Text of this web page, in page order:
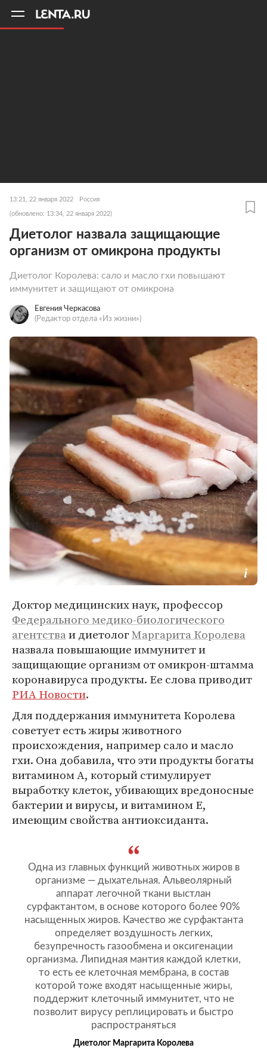
13:21, 22 января 2022 Россия
(обновлено: 13:34, 22 января 2022)
Диетолог назвала защищающие
организм от омикрона продукты
Диетолог Королева: сало и масло гхи повышают
иммунитет и защищают от омикрона
Евгения Черкасова
(Редактор отдела «Из жизни»)
Доктор медицинских наук, профессор
Федерального медико-биологического
агентстваи диетологМаргарита Королева
назвала повышающие иммунитет и
защищающие организм от омикрон-штамма
коронавируса продукты. Ее слова приводит
РИА Новости.
Для поддержания иммунитета Королева
советует есть жиры животного
происхождения, например сало и масло
гхи. Она добавила, что эти продукты богаты
витамином А, который стимулирует
выработку клеток, убивающих вредоносные
бактерии и вирусы, и витамином Е,
имеющим свойства антиоксиданта.
Одна из главных функций животных жиров в
организме — дыхательная. Альвеолярный
аппарат легочной ткани выстлан
сурфактантом, в основе которого более 90%
насыщенных жиров. Качество же сурфактанта
определяет воздушность легких,
безупречность газообмена и оксигенации
организма. Липидная мантия каждой клетки,
то есть ее клеточная мембрана, в состав
которой тоже входят насыщенные жиры,
поддержит клеточный иммунитет, что не
позволит вирусу реплицировать и быстро
распространяться
Диетолог Маргарита Королева